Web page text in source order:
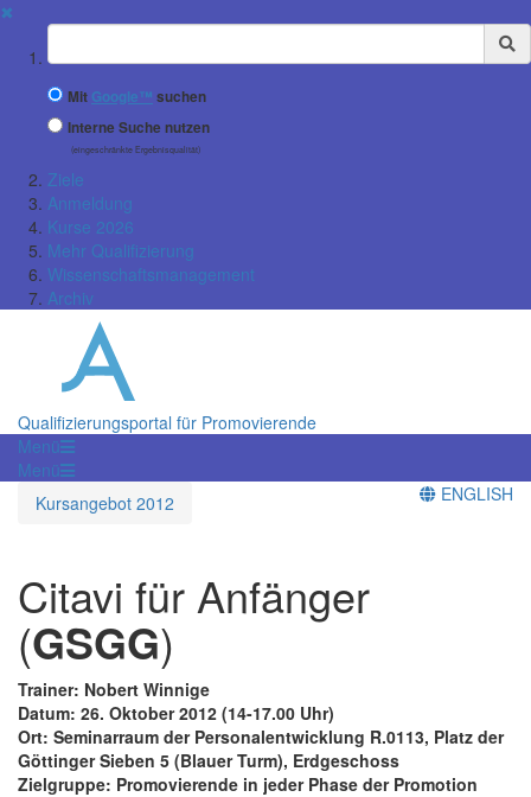
✖
Suchbegriff
Mit Google™ suchen
Interne Suche nutzen
(eingeschränkte Ergebnisqualität)
Ziele
Anmeldung
Kurse 2026
Mehr Qualifizierung
Wissenschaftsmanagement
Archiv
Qualifizierungsportal für Promovierende
Menü
Menü
Kursangebot 2012
ENGLISH
Citavi für Anfänger
(GSGG)
Trainer: Nobert Winnige
Datum: 26. Oktober 2012 (14-17.00 Uhr)
Ort: Seminarraum der Personalentwicklung R.0113, Platz der
Göttinger Sieben 5 (Blauer Turm), Erdgeschoss
Zielgruppe: Promovierende in jeder Phase der Promotion